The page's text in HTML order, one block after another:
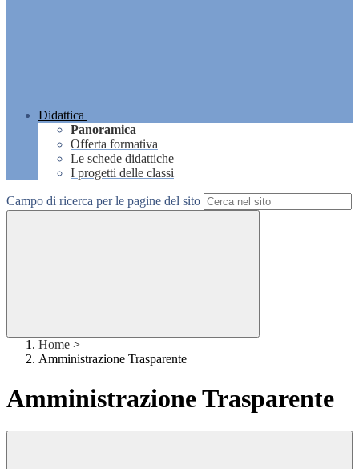
Didattica
Panoramica
Offerta formativa
Le schede didattiche
I progetti delle classi
Campo di ricerca per le pagine del sito
Home >
Amministrazione Trasparente
Amministrazione Trasparente